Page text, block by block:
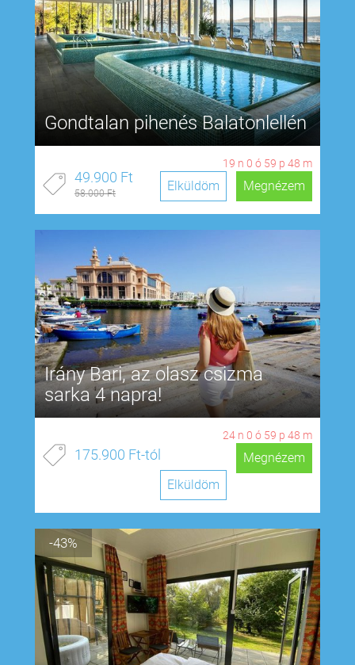
Gondtalan pihenés Balatonlellén
19 n 0 ó 59 p 48 m
49.900 Ft
58.000 Ft Megnézem
Elküldöm
Irány Bari, az olasz csizma
sarka 4 napra!
24 n 0 ó 59 p 48 m
175.900 Ft-tól
Megnézem
Elküldöm
-43%